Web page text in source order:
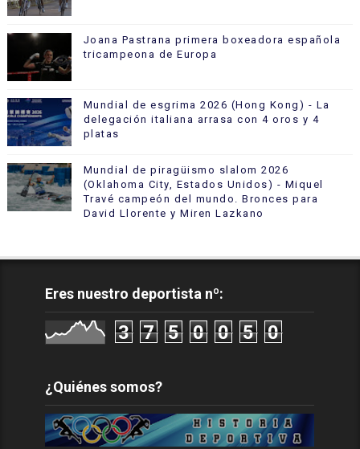
Joana Pastrana primera boxeadora española
tricampeona de Europa
Mundial de esgrima 2026 (Hong Kong) - La
delegación italiana arrasa con 4 oros y 4
platas
Mundial de piragüismo slalom 2026
(Oklahoma City, Estados Unidos) - Miquel
Travé campeón del mundo. Bronces para
David Llorente y Miren Lazkano
Eres nuestro deportista nº:
3 7 5 0 0 5 0
¿Quiénes somos?